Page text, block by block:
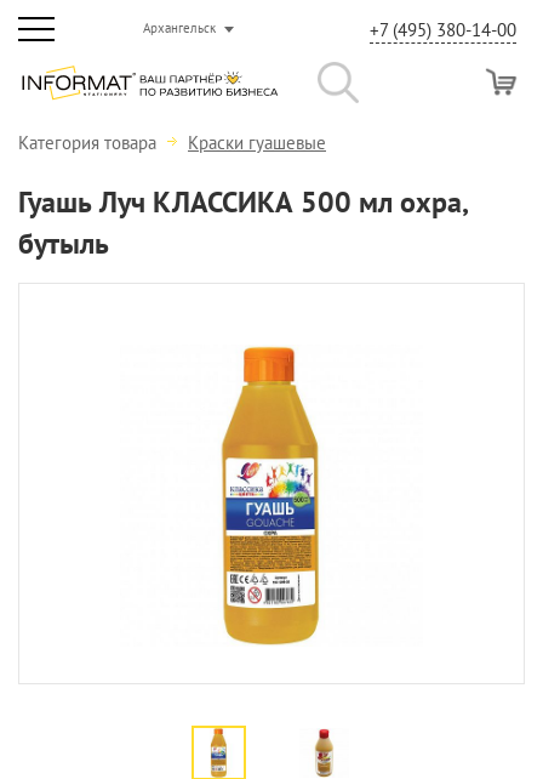
Архангельск +7 (495) 380-14-00
Категория товара Краски гуашевые
Гуашь Луч КЛАССИКА 500 мл охра,
бутыль